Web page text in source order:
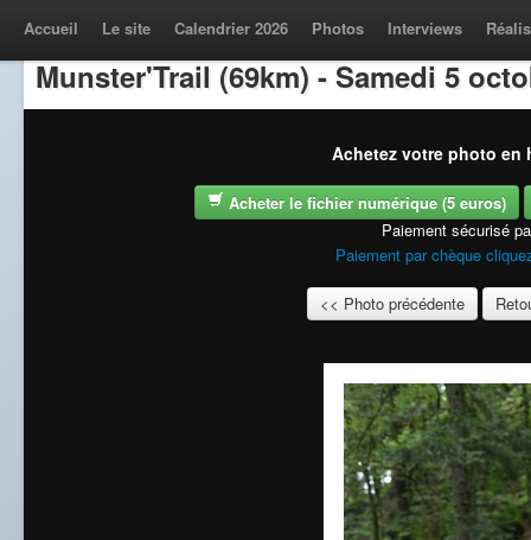
Accueil Le site Calendrier 2026 Photos Interviews
Munster'Trail (69km) - Samedi 5
Achetez votre photo en
Acheter le fichier numérique (5 euros)
Paiement sécurisé
Paiement par chèque
<< Photo précédente